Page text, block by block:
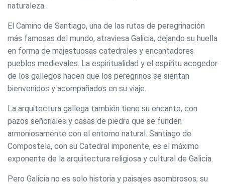
naturaleza.
El Camino de Santiago, una de las rutas de peregrinación
más famosas del mundo, atraviesa Galicia, dejando su huella
en forma de majestuosas catedrales y encantadores
pueblos medievales. La espiritualidad y el espíritu acogedor
de los gallegos hacen que los peregrinos se sientan
bienvenidos y acompañados en su viaje.
La arquitectura gallega también tiene su encanto, con
pazos señoriales y casas de piedra que se funden
armoniosamente con el entorno natural. Santiago de
Compostela, con su Catedral imponente, es el máximo
exponente de la arquitectura religiosa y cultural de Galicia.
Pero Galicia no es solo historia y paisajes asombrosos; su